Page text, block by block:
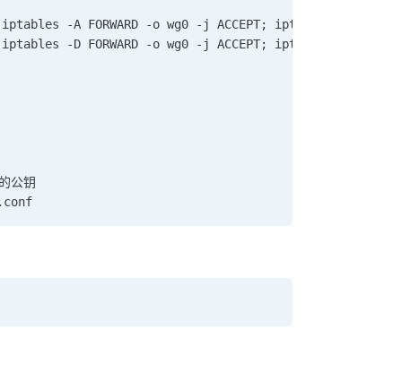
-A FORWARD -o wg0 -j ACCEPT; iptables -t nat -A
-D FORWARD -o wg0 -j ACCEPT; iptables -t nat -D
钥